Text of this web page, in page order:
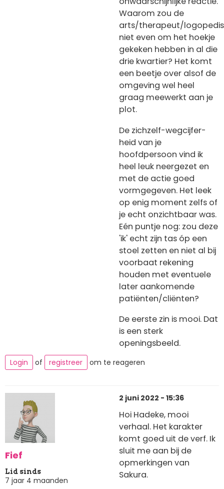
Waarom zou de
arts/therapeut/
niet even om het hoekje
gekeken hebben in al die
drie kwartier? Het komt
een beetje over alsof de
omgeving wel heel
graag meewerkt aan je
plot.
De zichzelf-wegcijfer-
heid van je
hoofdpersoon vind ik
heel leuk neergezet en
met de actie goed
vormgegeven. Het leek
op enig moment zelfs of
je echt onzichtbaar was.
Eén puntje nog: zou deze
'ik' echt zijn tas óp een
stoel zetten en niet al bij
voorbaat rekening
houden met eventuele
later aankomende
patiënten/cliënten?
De eerste zin is mooi. Dat
is een sterk
openingsbeeld.
Login of registreer om te reageren
Fief
Lid sinds
7 jaar 4 maanden
2 juni 2022 - 15:36
Hoi Hadeke, mooi
verhaal. Het karakter
komt goed uit de verf. Ik
sluit me aan bij de
opmerkingen van
Sakura.